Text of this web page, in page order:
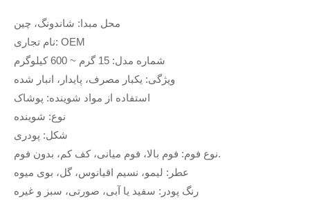
محل مبدا: شاندونگ، چین
نام تجاری: OEM
شماره مدل: 15 گرم ~ 600 کیلوگرم
ویژگی: یکبار مصرف، پایدار، انبار شده
استفاده از مواد شوینده: پوشاک
نوع: شوینده
شکل: پودری
نوع فوم: فوم بالا، فوم میانی، کف کم، بدون فوم.
عطر: لیمو، نسیم اقیانوس، گل، بوی میوه
رنگ پودر: سفید یا آبی، صورتی، سبز و غیره